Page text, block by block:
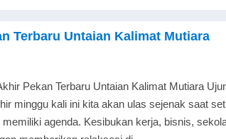
Terbaru Untaian Kalimat Mutiara
Pekan Terbaru Untaian Kalimat Mutiara
minggu kali ini kita akan ulas sejenak saat
agenda. Kesibukan kerja, bisnis,